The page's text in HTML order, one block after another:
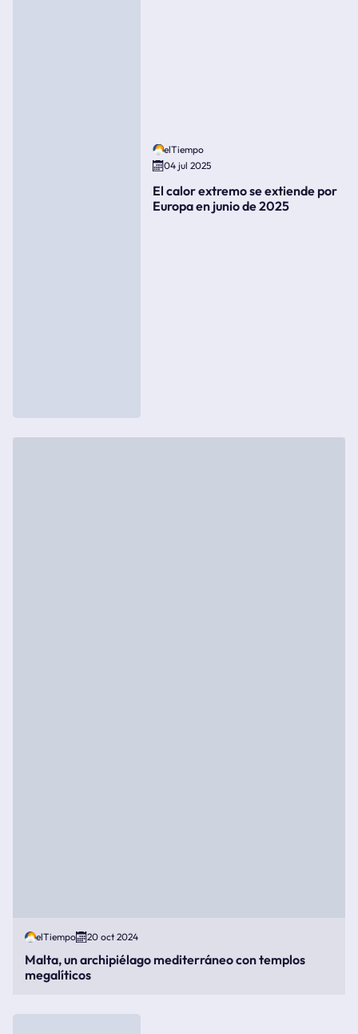
elTiempo
04 jul 2025
El calor extremo se extiende por
Europa en junio de 2025
elTiempo 20 oct 2024
Malta, un archipiélago mediterráneo con templos
megalíticos